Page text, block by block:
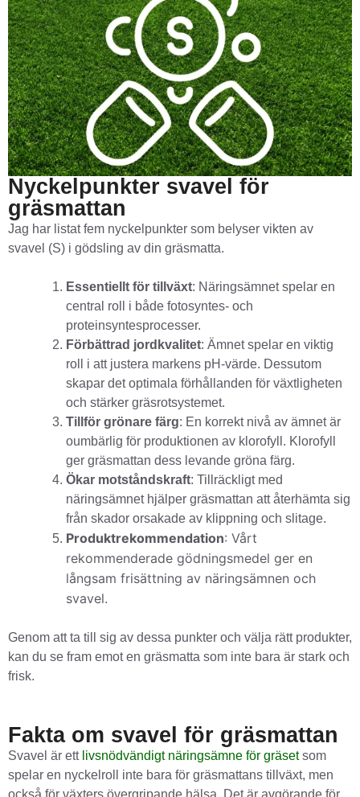
Nyckelpunkter svavel för
gräsmattan
Jag har listat fem nyckelpunkter som belyser vikten av
svavel (S) i gödsling av din gräsmatta.
Essentiellt för tillväxt: Näringsämnet spelar en
central roll i både fotosyntes- och
proteinsyntesprocesser.
Förbättrad jordkvalitet: Ämnet spelar en viktig
roll i att justera markens pH-värde. Dessutom
skapar det optimala förhållanden för växtligheten
och stärker gräsrotsystemet.
Tillför grönare färg: En korrekt nivå av ämnet är
oumbärlig för produktionen av klorofyll. Klorofyll
ger gräsmattan dess levande gröna färg.
Ökar motståndskraft: Tillräckligt med
näringsämnet hjälper gräsmattan att återhämta sig
från skador orsakade av klippning och slitage.
Produktrekommendation: Vårt
rekommenderade gödningsmedel ger en
långsam frisättning av näringsämnen och
svavel.
Genom att ta till sig av dessa punkter och välja rätt produkter,
kan du se fram emot en gräsmatta som inte bara är stark och
frisk.
Fakta om svavel för gräsmattan
Svavel är ett livsnödvändigt näringsämne för gräsetsom
spelar en nyckelroll inte bara för gräsmattans tillväxt, men
också för växters övergripande hälsa. Det är avgörande för